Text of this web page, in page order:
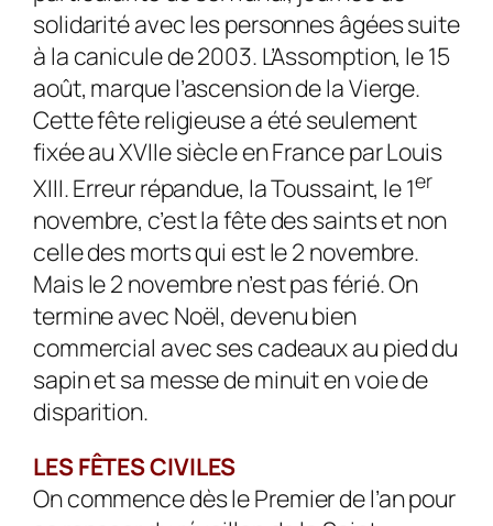
solidarité avec les personnes âgées suite
à la canicule de 2003. L’Assomption, le 15
août, marque l’ascension de la Vierge.
Cette fête religieuse a été seulement
fixée au XVIIe siècle en France par Louis
XIII. Erreur répandue, la Toussaint, le 1er
novembre, c’est la fête des saints et non
celle des morts qui est le 2 novembre.
Mais le 2 novembre n’est pas férié. On
termine avec Noël, devenu bien
commercial avec ses cadeaux au pied du
sapin et sa messe de minuit en voie de
disparition.
LES FÊTES CIVILES
On commence dès le Premier de l’an pour